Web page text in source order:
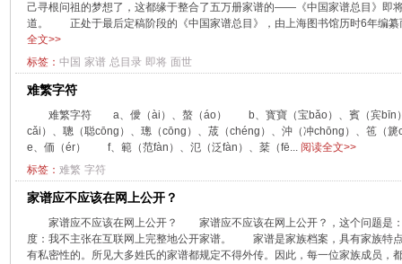
己寻根问祖的梦想了，这都缘于整合了五万册家谱的——《中国家谱总目》即
道。 正处于最后定稿阶段的《中国家谱总目》，由上海图书馆历时6年编纂
全文>>
标签： 中国 家谱 总目录 即将 面世
难繁字符
难繁字符 a、僾（ài）、螯（áo） b、寳寶（宝bǎo）、賓（宾bīn
cǎi）、聰（聪cōng）、璁（cōng）、荿（chéng）、沖（冲chōng）、
e、侕（ér） f、範（范fàn）、氾（泛fàn）、棻（fē... 阅读全文>>
标签： 难繁 字符
家谱应不应该在网上公开？
家谱应不应该在网上公开？ 家谱应不应该在网上公开？，这个问题
度：我不主张在互联网上完整地公开家谱。 家谱是家族档案，具有家族特
有私密性的。所见大多姓氏的家谱都规定不得外传。因此，每一位家族成员